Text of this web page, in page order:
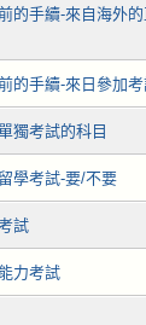
的手續-來自海外
的手續-來日參加
獨考試的科目
學考試-要/不要
試
力考試